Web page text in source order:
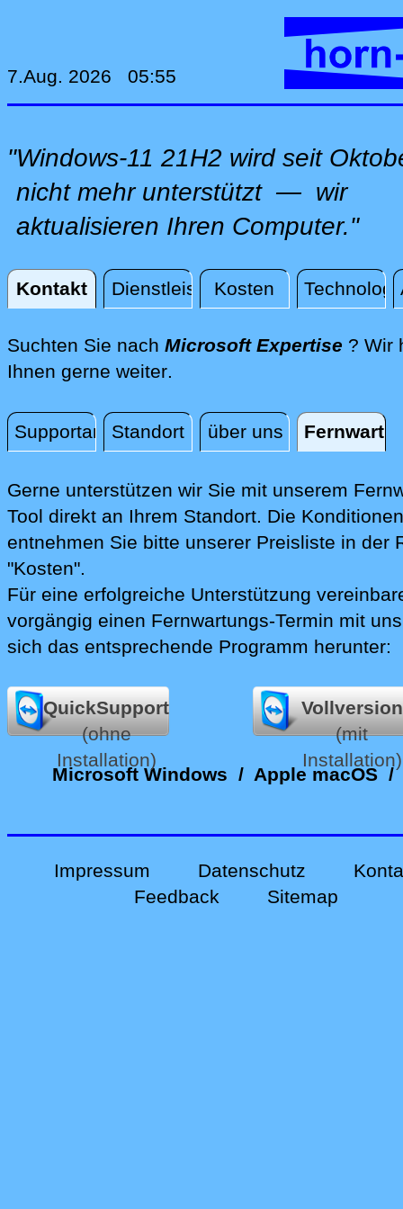
7.Aug. 2026 05:55
"Windows-11 21H2 wird seit
nicht mehr unterstützt — wir
aktualisieren Ihren Computer."
Kontakt Dienstleistungen
Kosten
Kontakt
Suchten Sie nach Microsoft Expertise ? Wir
Ihnen gerne weiterdirekt an Ihrem Standort,
.
SupportanfrageStandort über uns
Fernwartung
Gerne unterstützen wir Sie mit unserem
Tool direkt an Ihrem Standort. Die Konditionen
entnehmen Sie bitte unserer Preisliste in der
"Kosten".
Für eine erfolgreiche Unterstützung
vorgängig einen Fernwartungs-Termin mit
sich das entsprechende Programm herunter:
QuickSupport
(ohne
Installation)
Vollversion
(mit
Installation)
Microsoft Windows /Apple macOS /
Impressum Datenschutz
Feedback
Sitemap